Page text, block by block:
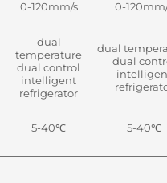
0-120mm/s 0-
dual
temperature
dual control
intelligent
refrigerator
dual
dual
5-40℃ 5-40℃